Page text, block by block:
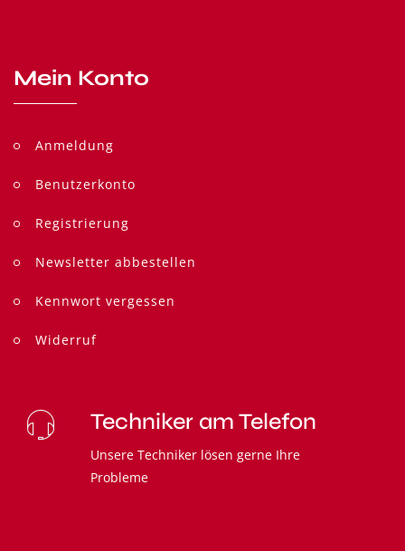
Mein Konto
Anmeldung
Benutzerkonto
Registrierung
Newsletter abbestellen
Kennwort vergessen
Widerruf
Techniker am Telefon
Unsere Techniker lösen gerne Ihre
Probleme